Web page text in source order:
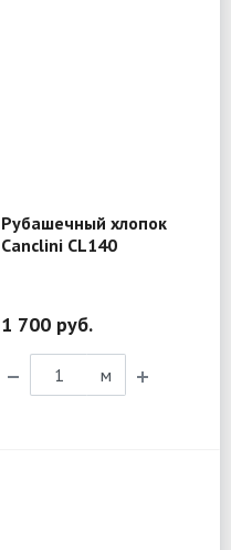
Рубашечный хлопок
Canclini CL140
1 700 руб.
м